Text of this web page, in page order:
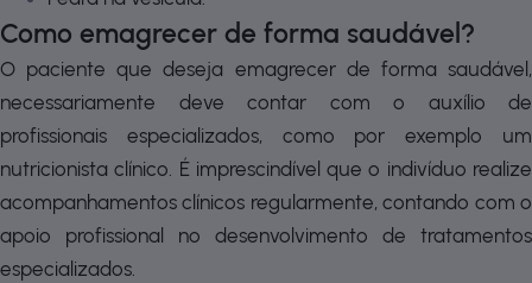
Como emagrecer de forma saudável?
O paciente que deseja emagrecer de forma saudável,
necessariamente deve contar com o auxílio de
profissionais especializados, como por exemplo um
nutricionista clínico. É imprescindível que o indivíduo realize
acompanhamentos clínicos regularmente, contando com o
apoio profissional no desenvolvimento de tratamentos
especializados.